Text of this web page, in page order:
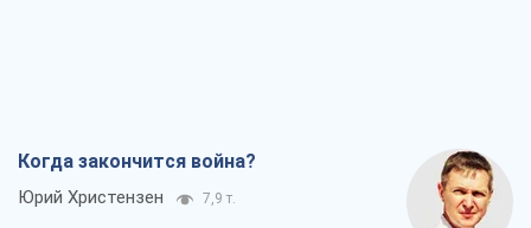
Когда закончится война?
Юрий Христензен 7,9 т.